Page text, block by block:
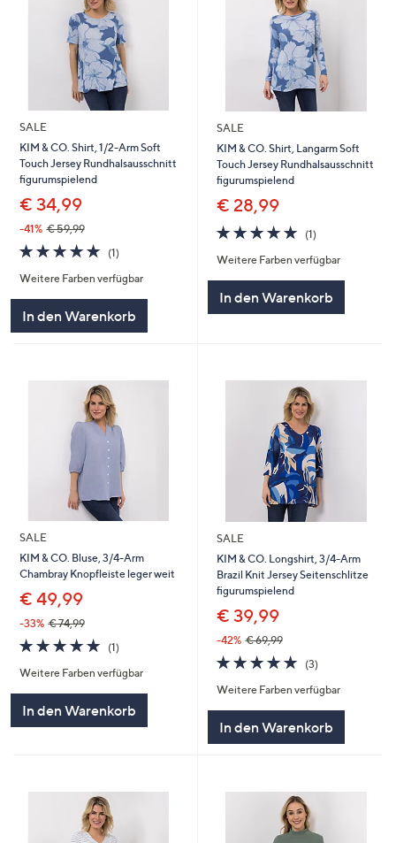
SALE
KIM & CO. Shirt, 1/2-Arm Soft
Touch Jersey Rundhalsausschnitt
figurumspielend
€ 34,99
-41% € 59,99
5.0
von
5
(1)
Weitere Farben verfügbar
In den Warenkorb
SALE
KIM & CO. Shirt, Langarm Soft
Touch Jersey Rundhalsausschnitt
figurumspielend
€ 28,99
5.0
von
5
(1)
Weitere Farben verfügbar
In den Warenkorb
SALE
KIM & CO. Bluse, 3/4-Arm
Chambray Knopfleiste leger weit
€ 49,99
-33% € 74,99
5.0
von
5
(1)
Weitere Farben verfügbar
In den Warenkorb
SALE
KIM & CO. Longshirt, 3/4-Arm
Brazil Knit Jersey Seitenschlitze
figurumspielend
€ 39,99
-42% € 69,99
5.0
von
5
(3)
Weitere Farben verfügbar
In den Warenkorb